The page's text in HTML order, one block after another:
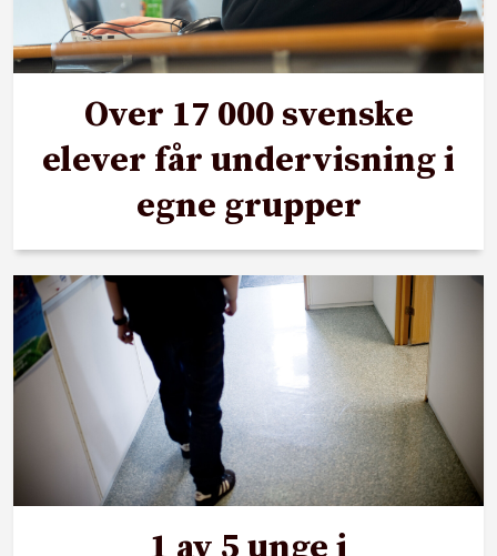
Over 17 000 svenske
elever får undervisning i
egne grupper